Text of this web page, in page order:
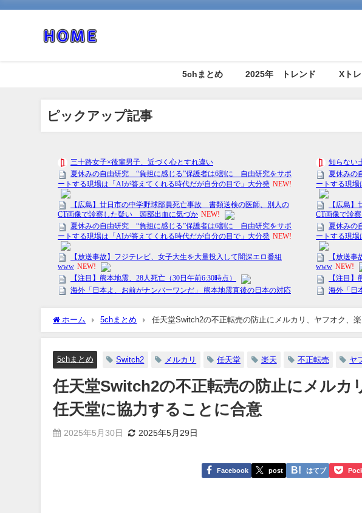
5chまとめ 2025年 トレンド Xト
ピックアップ記事
ホーム 5chまとめ 任天堂Switch2の不正転売の防止にメルカリ、ヤフオク、
5chまとめ Switch2 メルカリ 任天堂 楽天 不正転売 ヤ
任天堂Switch2の不正転売の防止にメルカ
任天堂に協力することに合意
2025年5月30日 2025年5月29日
Facebook post はてブ